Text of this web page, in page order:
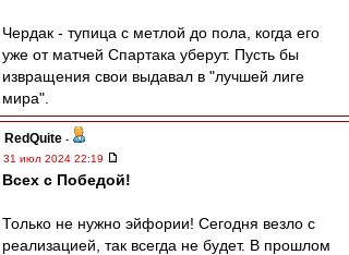
Чердак - тупица с метлой до пола, когда его
уже от матчей Спартака уберут. Пусть бы
извращения свои выдавал в "лучшей лиге
мира".
RedQuite -
31 июл 2024 22:19
Всех с Победой!
Только не нужно эйфории! Сегодня везло с
реализацией, так всегда не будет. В прошлом